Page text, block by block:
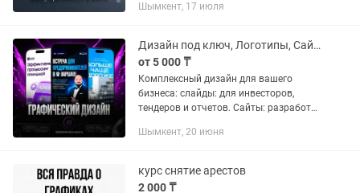
ДЕЛАЕМ: - Черновой и чистовой
Шымкент, 17 июля
Дизайн под ключ, Логотипы, Сайты, WB Описание Профессионально
от 5 000 ₸
Комплексный дизайн для вашего
бизнеса: слайды: для инвесторов,
тендеров и отчетов. Сайты: разработка
Логотипы: создание уникального стиля
Шымкент, 20 июня
курс снятие арестов
2 000 ₸